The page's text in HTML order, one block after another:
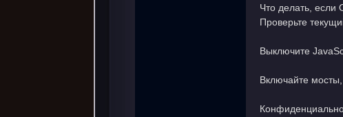
Что делать, если
Проверьте
Выключите
Включайте